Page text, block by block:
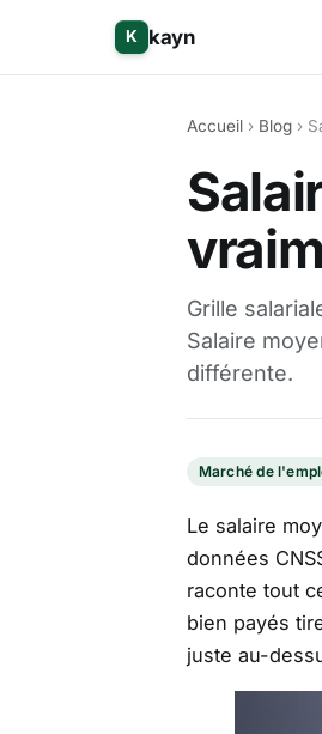
K kayn
Accueil › Blog ›
Grille
Salaire
différente.
Marché de
Le salaire
données
raconte tout
bien payés
juste au-